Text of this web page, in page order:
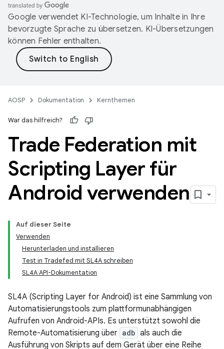
Google verwendet KI-Technologie, um Inhalte in Ihre
bevorzugte Sprache zu übersetzen. KI-Übersetzungen
können Fehler enthalten.
AOSP Dokumentation Kernthemen
War das hilfreich?
Trade Federation mit
Scripting Layer für
Android verwenden
Auf dieser Seite
Verwenden
Herunterladen und installieren
Test in Tradefed mit SL4A schreiben
SL4A API-Dokumentation
SL4A (Scripting Layer for Android) ist eine Sammlung von
Automatisierungstools zum plattformunabhängigen
Aufrufen von Android-APIs. Es unterstützt sowohl die
Remote-Automatisierung über adb als auch die
Ausführung von Skripts auf dem Gerät über eine Reihe